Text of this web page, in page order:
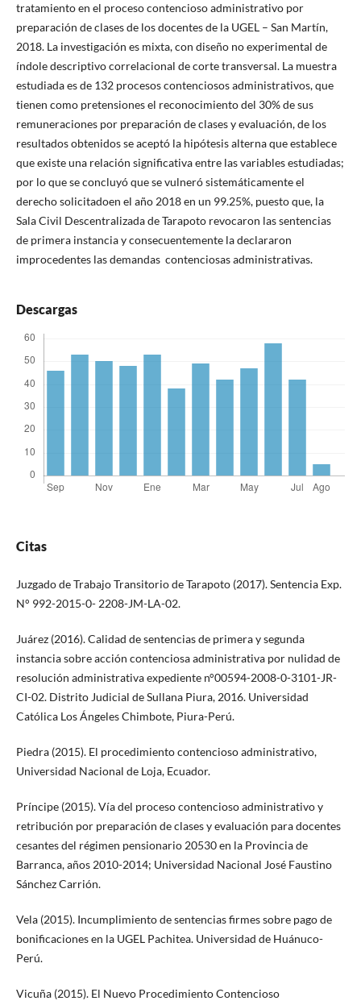
tratamiento en el proceso contencioso administrativo por
preparación de clases de los docentes de la UGEL – San Martín,
2018. La investigación es mixta, con diseño no experimental de
índole descriptivo correlacional de corte transversal. La muestra
estudiada es de 132 procesos contenciosos administrativos, que
tienen como pretensiones el reconocimiento del 30% de sus
remuneraciones por preparación de clases y evaluación, de los
resultados obtenidos se aceptó la hipótesis alterna que establece
que existe una relación significativa entre las variables estudiadas;
por lo que se concluyó que se vulneró sistemáticamente el
derecho solicitadoen el año 2018 en un 99.25%, puesto que, la
Sala Civil Descentralizada de Tarapoto revocaron las sentencias
de primera instancia y consecuentemente la declararon
improcedentes las demandas contenciosas administrativas.
Descargas
Citas
Juzgado de Trabajo Transitorio de Tarapoto (2017). Sentencia Exp.
N° 992-2015-0- 2208-JM-LA-02.
Juárez (2016). Calidad de sentencias de primera y segunda
instancia sobre acción contenciosa administrativa por nulidad de
resolución administrativa expediente n°00594-2008-0-3101-JR-
CI-02. Distrito Judicial de Sullana Piura, 2016. Universidad
Católica Los Ángeles Chimbote, Piura-Perú.
Piedra (2015). El procedimiento contencioso administrativo,
Universidad Nacional de Loja, Ecuador.
Príncipe (2015). Vía del proceso contencioso administrativo y
retribución por preparación de clases y evaluación para docentes
cesantes del régimen pensionario 20530 en la Provincia de
Barranca, años 2010-2014; Universidad Nacional José Faustino
Sánchez Carrión.
Vela (2015). Incumplimiento de sentencias firmes sobre pago de
bonificaciones en la UGEL Pachitea. Universidad de Huánuco-
Perú.
Vicuña (2015). El Nuevo Procedimiento Contencioso